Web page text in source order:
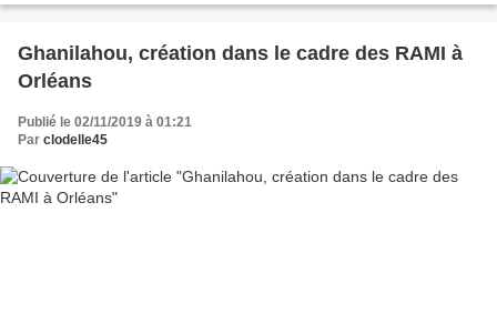
Ghanilahou, création dans le cadre des RAMI à
Orléans
Publié le 02/11/2019 à 01:21
Par clodelle45